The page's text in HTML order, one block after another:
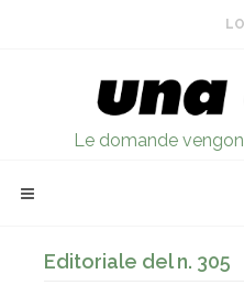
Le domande
Editoriale del n. 305